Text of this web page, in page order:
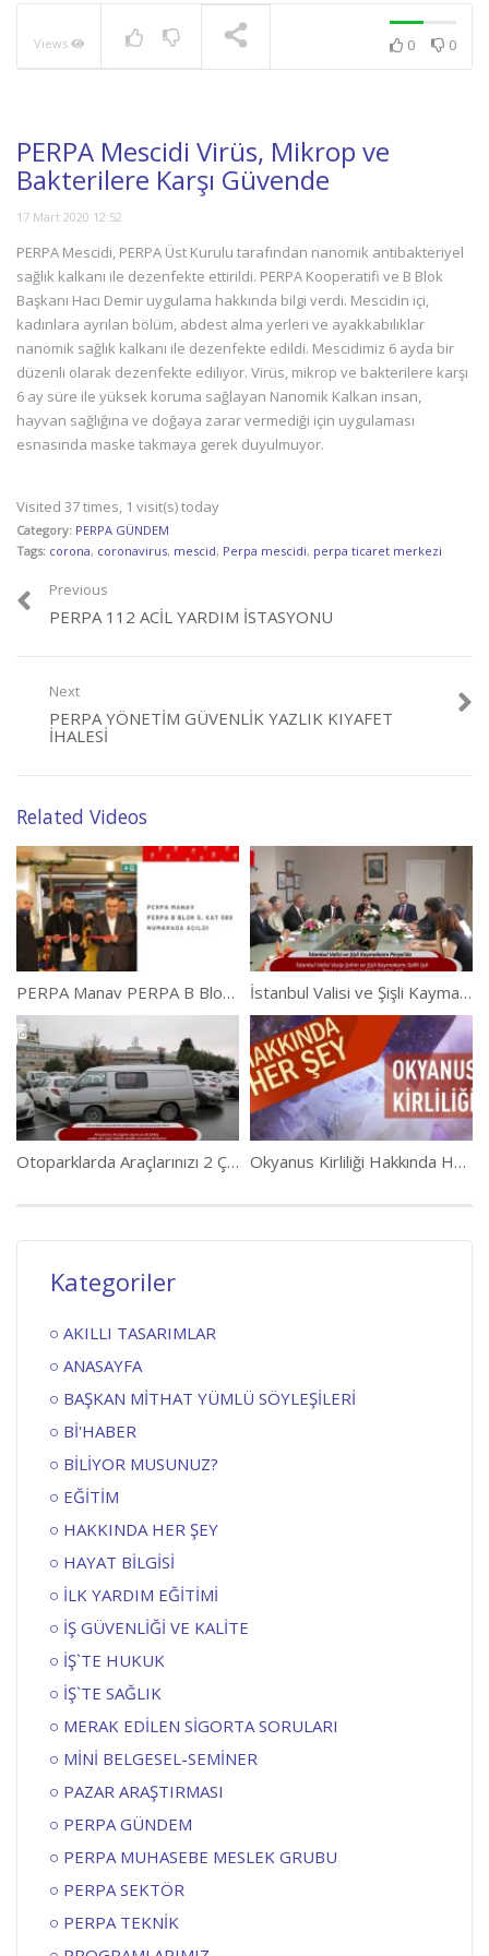
Views 0 0
PERPA Mescidi Virüs, Mikrop ve
Bakterilere Karşı Güvende
17 Mart 2020 12:52
PERPA Mescidi, PERPA Üst Kurulu tarafından nanomik antibakteriyel
sağlık kalkanı ile dezenfekte ettirildi. PERPA Kooperatifi ve B Blok
Başkanı Hacı Demir uygulama hakkında bilgi verdi. Mescidin içi,
kadınlara ayrılan bölüm, abdest alma yerleri ve ayakkabılıklar
nanomik sağlık kalkanı ile dezenfekte edildi. Mescidimiz 6 ayda bir
düzenli olarak dezenfekte ediliyor. Virüs, mikrop ve bakterilere karşı
6 ay süre ile yüksek koruma sağlayan Nanomik Kalkan insan,
hayvan sağlığına ve doğaya zarar vermediği için uygulaması
esnasında maske takmaya gerek duyulmuyor.
Visited 37 times, 1 visit(s) today
Category: PERPA GÜNDEM
Tags: corona, coronavirus, mescid, Perpa mescidi, perpa ticaret merkezi
Previous
PERPA 112 ACIL YARDIM İSTASYONU
Next
PERPA YÖNETIM GÜVENLIK YAZLIK KIYAFET
İHALESI
Related Videos
PERPA Manav PERPA B Blok 5. Kat 569 Numarada Açıldı İstanbul Valisi ve Şişli Kaymakamı Perpa’da
Otoparklarda Araçlarınızı 2 Çizgi Arasına Park Ediniz Okyanus Kirliliği Hakkında Her Şey
Kategoriler
AKILLI TASARIMLAR
ANASAYFA
BAŞKAN MİTHAT YÜMLÜ SÖYLEŞİLERİ
Bİ'HABER
BİLİYOR MUSUNUZ?
EĞİTİM
HAKKINDA HER ŞEY
HAYAT BİLGİSİ
İLK YARDIM EĞİTİMİ
İŞ GÜVENLİĞİ VE KALİTE
İŞ`TE HUKUK
İŞ`TE SAĞLIK
MERAK EDİLEN SİGORTA SORULARI
MİNİ BELGESEL-SEMİNER
PAZAR ARAŞTIRMASI
PERPA GÜNDEM
PERPA MUHASEBE MESLEK GRUBU
PERPA SEKTÖR
PERPA TEKNİK